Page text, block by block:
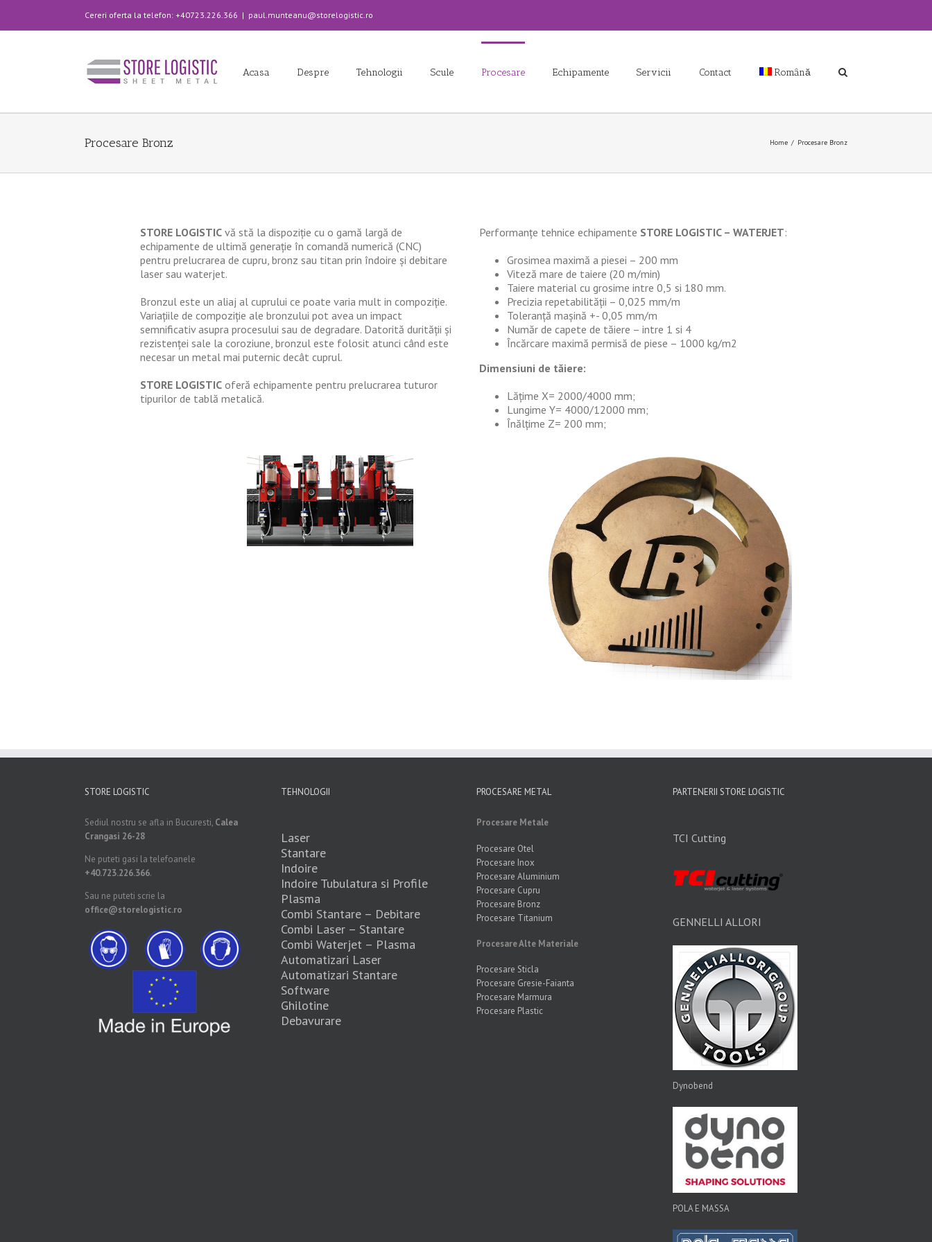
Cereri oferta la telefon: +40723.226.366 | paul.munteanu@storelogistic.ro
Acasa Despre Tehnologii Scule Procesare Echipamente Servicii Contact Română
Procesare Bronz Home / Procesare Bronz
STORE LOGISTIC vă stă la dispoziție cu o gamă largă de
echipamente de ultimă generație în comandă numerică (CNC)
pentru prelucrarea de cupru, bronz sau titan prin îndoire și debitare
laser sau waterjet.
Bronzul este un aliaj al cuprului ce poate varia mult in compoziție.
Variațiile de compoziție ale bronzului pot avea un impact
semnificativ asupra procesului sau de degradare. Datorită durității și
rezistenței sale la coroziune, bronzul este folosit atunci când este
necesar un metal mai puternic decât cuprul.
STORE LOGISTIC oferă echipamente pentru prelucrarea tuturor
tipurilor de tablă metalică.
Performanțe tehnice echipamente STORE LOGISTIC – WATERJET:
Grosimea maximă a piesei – 200 mm
Viteză mare de taiere (20 m/min)
Taiere material cu grosime intre 0,5 si 180 mm.
Precizia repetabilității – 0,025 mm/m
Toleranță mașină +- 0,05 mm/m
Număr de capete de tăiere – intre 1 si 4
Încărcare maximă permisă de piese – 1000 kg/m2
Dimensiuni de tăiere:
Lățime X= 2000/4000 mm;
Lungime Y= 4000/12000 mm;
Înălțime Z= 200 mm;
STORE LOGISTIC
Sediul nostru se afla in Bucuresti, Calea
Crangasi 26-28
Ne puteti gasi la telefoanele
+40.723.226.366.
Sau ne puteti scrie la
office@storelogistic.ro
TEHNOLOGII
Laser
Stantare
Indoire
Indoire Tubulatura si Profile
Plasma
Combi Stantare – Debitare
Combi Laser – Stantare
Combi Waterjet – Plasma
Automatizari Laser
Automatizari Stantare
Software
Ghilotine
Debavurare
PROCESARE METAL
Procesare Metale
Procesare Otel
Procesare Inox
Procesare Aluminium
Procesare Cupru
Procesare Bronz
Procesare Titanium
Procesare Alte Materiale
Procesare Sticla
Procesare Gresie-Faianta
Procesare Marmura
Procesare Plastic
PARTENERII STORE LOGISTIC
TCI Cutting
GENNELLI ALLORI
Dynobend
POLA E MASSA